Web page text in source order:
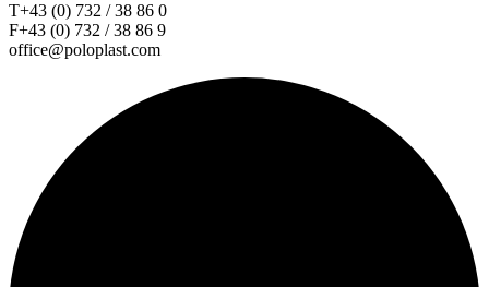
T+43 (0) 732 / 38 86 0
F+43 (0) 732 / 38 86 9
office@poloplast.com